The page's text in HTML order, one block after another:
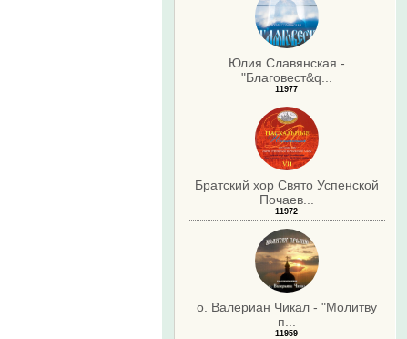
Юлия Славянская -
"Благовест&q...
11977
Братский хор Свято Успенской
Почаев...
11972
о. Валериан Чикал - "Молитву
п...
11959